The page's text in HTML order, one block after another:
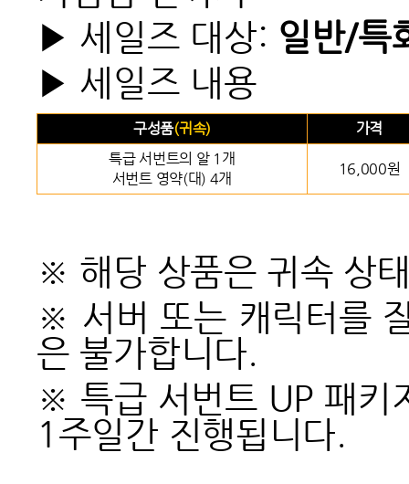
▶ 세일즈 대상: 일반/특
▶ 세일즈 내용
구성품(귀속)
가격
특급 서번트의 알 1개
서번트 영약(대) 4개
16,000원
※ 해당 상품은 귀속 상
※ 서버 또는 캐릭터를
은 불가합니다.
※ 특급 서번트 UP 패키
1주일간 진행됩니다.